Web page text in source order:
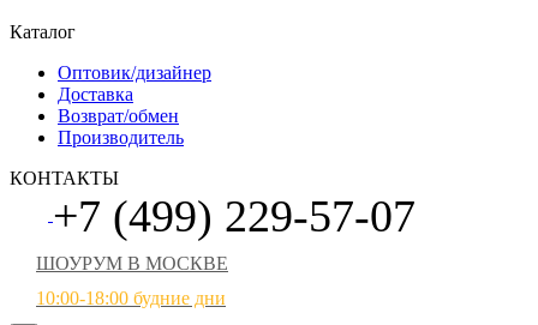
Каталог
Оптовик/дизайнер
Доставка
Возврат/обмен
Производитель
КОНТАКТЫ
+7 (499) 229-57-07
ШОУРУМ В МОСКВЕ
10:00-18:00 будние дни